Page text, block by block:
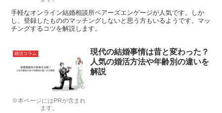
手軽なオンライン結婚相談所ペアーズエンゲージが人気です。しか
し、登録したもののマッチングしないと思う方もいるようです。マッ
チングするコツを解説します。
※本ページにはPRが含まれ
ます。
婚活コラム
現代の結婚事情は昔と変わった？
人気の婚活方法や年齢別の違いを
解説